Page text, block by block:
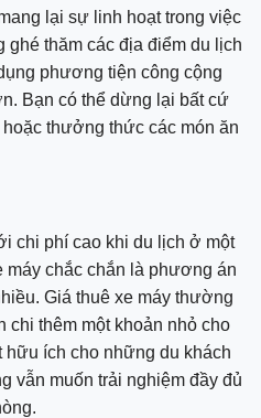
lại sự linh hoạt trong việc
ghé thăm các địa điểm du lịch
phương tiện công cộng
Bạn có thể dừng lại bất cứ
thưởng thức các món ăn
chi phí cao khi du lịch ở một
máy chắc chắn là phương án
Giá thuê xe máy thường
chi thêm một khoản nhỏ cho
ích cho những du khách
vẫn muốn trải nghiệm đầy đủ